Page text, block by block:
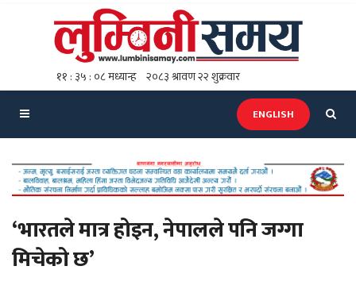
ENGLISH
‘भारतले मात्र होइन, नेपालले पनि जग्गा
मिचेको छ’